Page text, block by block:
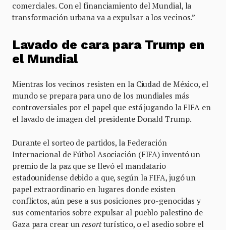
comerciales. Con el financiamiento del Mundial, la
transformación urbana va a expulsar a los vecinos.”
Lavado de cara para Trump en
el Mundial
Mientras los vecinos resisten en la Ciudad de México, el
mundo se prepara para uno de los mundiales más
controversiales por el papel que está jugando la FIFA en
el lavado de imagen del presidente Donald Trump.
Durante el sorteo de partidos, la Federación
Internacional de Fútbol Asociación (FIFA) inventó un
premio de la paz que se llevó el mandatario
estadounidense debido a que, según la FIFA, jugó un
papel extraordinario en lugares donde existen
conflictos, aún pese a sus posiciones pro-genocidas y
sus comentarios sobre expulsar al pueblo palestino de
Gaza para crear unresortturístico, o el asedio sobre el